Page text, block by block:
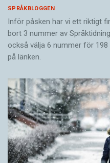
SPRÅKBLOGGEN
Inför påsken har vi ett riktigt
bort 3 nummer av
också välja 6 nummer för
på länken.